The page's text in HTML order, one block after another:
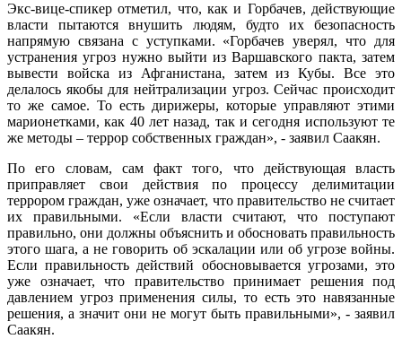
Экс-вице-спикер отметил, что, как и Горбачев, действующие
власти пытаются внушить людям, будто их безопасность
напрямую связана с уступками. «Горбачев уверял, что для
устранения угроз нужно выйти из Варшавского пакта, затем
вывести войска из Афганистана, затем из Кубы. Все это
делалось якобы для нейтрализации угроз. Сейчас происходит
то же самое. То есть дирижеры, которые управляют этими
марионетками, как 40 лет назад, так и сегодня используют те
же методы – террор собственных граждан», - заявил Саакян.
По его словам, сам факт того, что действующая власть
приправляет свои действия по процессу делимитации
террором граждан, уже означает, что правительство не считает
их правильными. «Если власти считают, что поступают
правильно, они должны объяснить и обосновать правильность
этого шага, а не говорить об эскалации или об угрозе войны.
Если правильность действий обосновывается угрозами, это
уже означает, что правительство принимает решения под
давлением угроз применения силы, то есть это навязанные
решения, а значит они не могут быть правильными», - заявил
Саакян.